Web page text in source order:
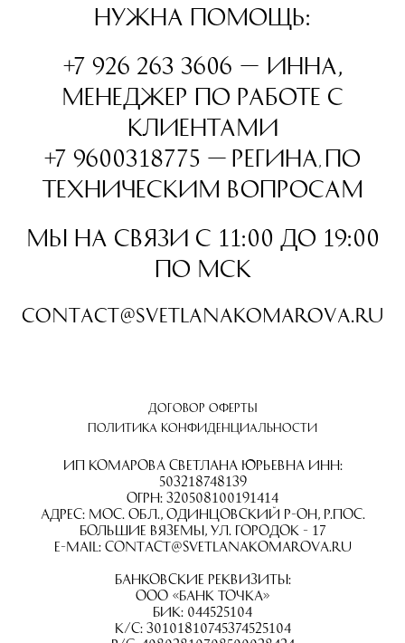
нужна помощь:
+7 926 263 3606 — Инна,
менеджер по работе с
клиентами
+7 9600318775 — Регина, по
техническим вопросам
Мы на связи с 11:00 до 19:00
по МСК
contact@svetlanakomarova.ru
Договор оферты
Политика конфиденциальности
ИП Комарова Светлана Юрьевна ИНН:
503218748139
ОГРН: 320508100191414
Адрес: Мос. обл., Одинцовский р-он, р.пос.
Большие Вяземы, ул. Городок - 17
E-mail: contact@svetlanakomarova.ru
Банковские реквизиты:
ООО «Банк Точка»
БИК: 044525104
К/С: 30101810745374525104